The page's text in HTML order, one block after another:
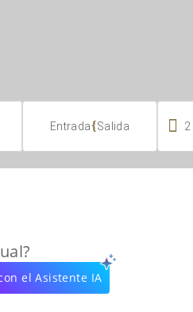
Entrada{Salida  2
el Asistente IA